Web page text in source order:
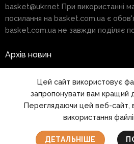
basket@ukr.net При використанні
посилання на basket.com.ua є
basket.com.ua не завжди поділяє
Архів новин
Правила
1999 - 2026 ©
Цей сайт використовує
запропонувати вам кращий
Переглядаючи цей веб-сайт,
використання
ДЕТАЛЬНІШЕ